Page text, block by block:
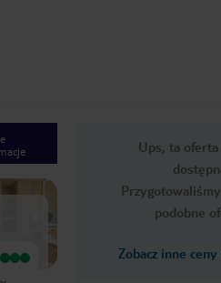
Ups, ta
podobne
Zobacz inne
Next slide
1/57